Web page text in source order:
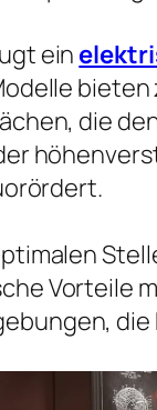
ein
die
Vorteile